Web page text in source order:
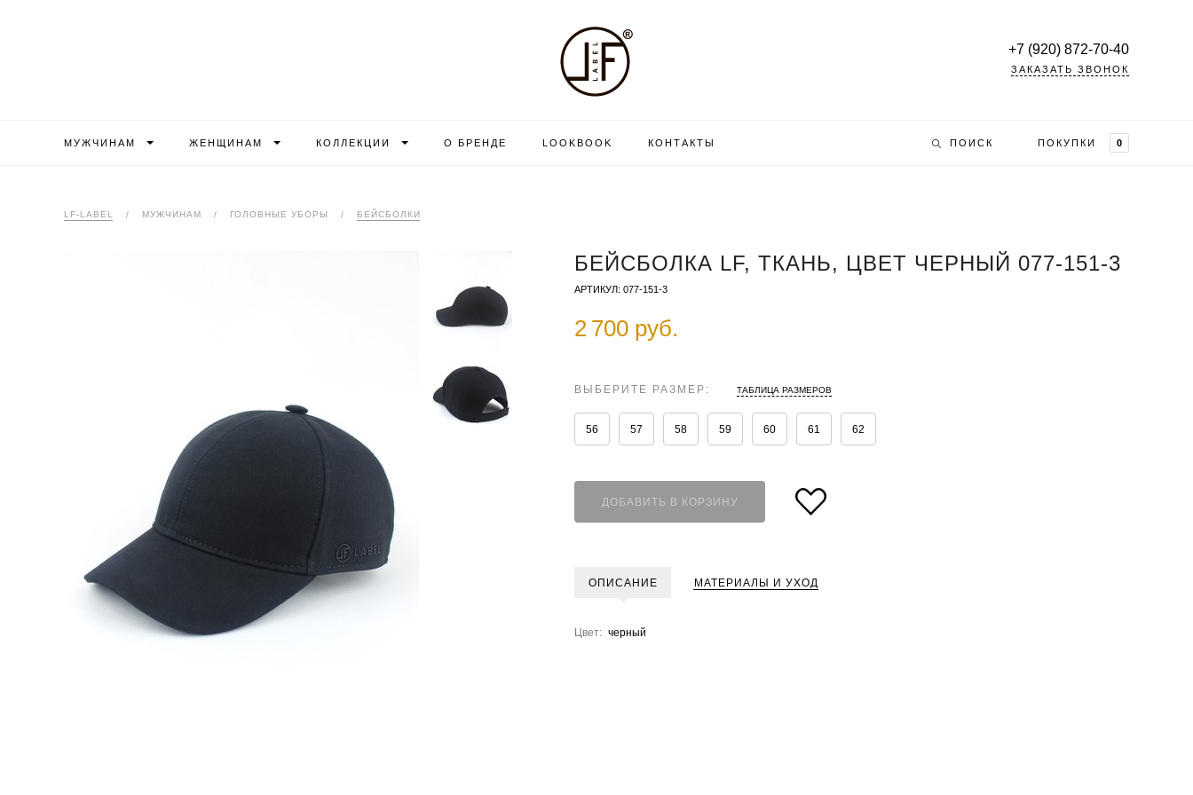
+7 (920) 872-70-40
ЗАКАЗАТЬ ЗВОНОК
МУЖЧИНАМ ЖЕНЩИНАМ КОЛЛЕКЦИИ О БРЕНДЕ LOOKBOOK КОНТАКТЫ ПОКУПКИ 0
ПОИСК
LF-LABEL / МУЖЧИНАМ / ГОЛОВНЫЕ УБОРЫ / БЕЙСБОЛКИ
БЕЙСБОЛКА LF, ТКАНЬ, ЦВЕТ ЧЕРНЫЙ 077-151-3
АРТИКУЛ: 077-151-3
2 700 руб.
ВЫБЕРИТЕ РАЗМЕР: ТАБЛИЦА РАЗМЕРОВ
56 57 58 59 60 61 62
ДОБАВИТЬ В КОРЗИНУ
ОПИСАНИЕ МАТЕРИАЛЫ И УХОД
Цвет: черный